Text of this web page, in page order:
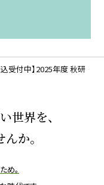
込受付中】2025年度 秋研
世界を、
か。
め。